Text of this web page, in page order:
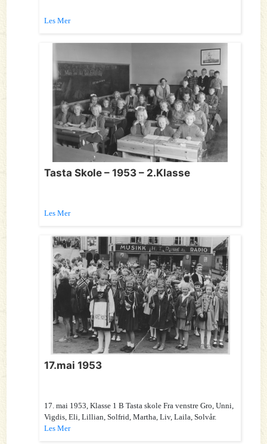
Les Mer
Tasta Skole – 1953 – 2.Klasse
Les Mer
17.mai 1953
17. mai 1953, Klasse 1 B Tasta skole Fra venstre Gro, Unni,
Vigdis, Eli, Lillian, Solfrid, Martha, Liv, Laila, Solvår.
Les Mer